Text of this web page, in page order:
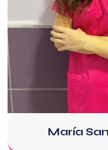
María